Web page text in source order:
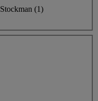
Stockman (1)